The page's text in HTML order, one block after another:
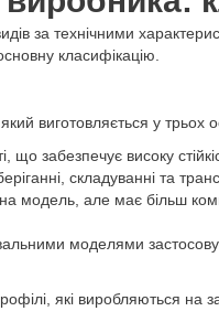
за технічними
класифікацію.
виготовляється у трьох
забезпечує високу
складуванні та
модель, але має більш
моделями
які виробляються на